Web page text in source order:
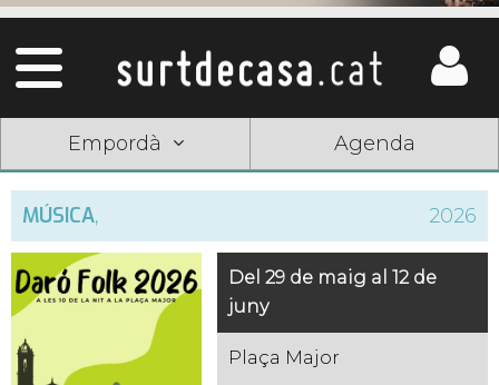
Empordà Agenda
MÚSICA, 2026
Del 29 de maig al 12 de
juny
Plaça Major